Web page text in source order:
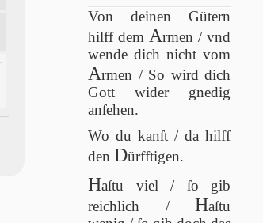
Von deinen Gütern
hilff dem Armen / vnd
wende dich nicht vom
Armen / So wird dich
Gott wider gnedig
anſehen.
Wo du kanſt / da hilff
den Dürfftigen.
Haſtu viel / ſo gib
reichlich / Haſtu